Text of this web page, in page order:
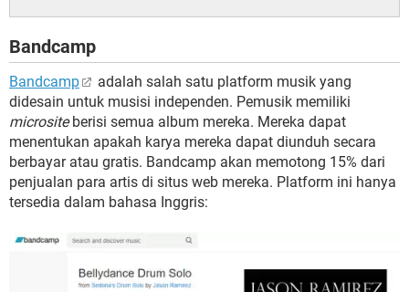
Bandcamp
Bandcamp
adalah salah satu platform musik yang
didesain untuk musisi independen. Pemusik memiliki
micrositeberisi semua album mereka. Mereka dapat
menentukan apakah karya mereka dapat diunduh secara
berbayar atau gratis. Bandcamp akan memotong 15% dari
penjualan para artis di situs web mereka. Platform ini hanya
tersedia dalam bahasa Inggris: